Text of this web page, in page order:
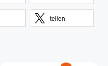
teilen